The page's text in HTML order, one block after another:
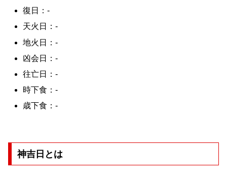
復日：-
天火日：-
地火日：-
凶会日：-
往亡日：-
時下食：-
歳下食：-
神吉日とは